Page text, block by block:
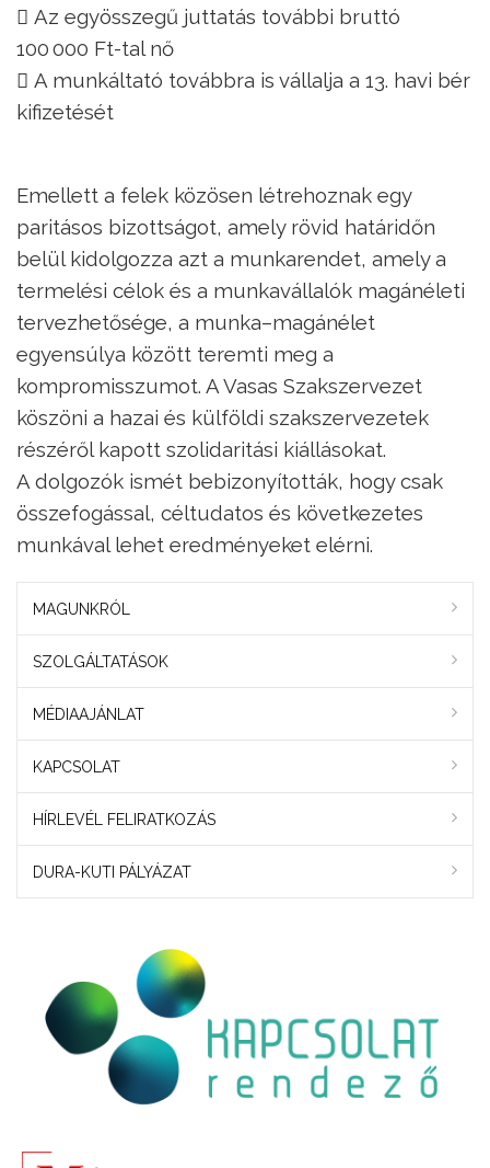
 Az egyösszegű juttatás további bruttó
100 000 Ft-tal nő
 A munkáltató továbbra is vállalja a 13. havi bér
kifizetését
Emellett a felek közösen létrehoznak egy
paritásos bizottságot, amely rövid határidőn
belül kidolgozza azt a munkarendet, amely a
termelési célok és a munkavállalók magánéleti
tervezhetősége, a munka–magánélet
egyensúlya között teremti meg a
kompromisszumot. A Vasas Szakszervezet
köszöni a hazai és külföldi szakszervezetek
részéről kapott szolidaritási kiállásokat.
A dolgozók ismét bebizonyították, hogy csak
összefogással, céltudatos és következetes
munkával lehet eredményeket elérni.
MAGUNKRÓL
SZOLGÁLTATÁSOK
MÉDIAAJÁNLAT
KAPCSOLAT
HÍRLEVÉL FELIRATKOZÁS
DURA-KUTI PÁLYÁZAT